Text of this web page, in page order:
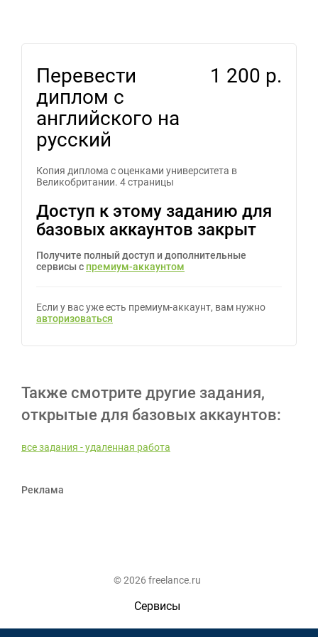
Перевести
диплом с
английского на
русский
1 200 р.
Копия диплома с оценками университета в
Великобритании. 4 страницы
Доступ к этому заданию для
базовых аккаунтов закрыт
Получите полный доступ и дополнительные
сервисы с премиум-аккаунтом
Если у вас уже есть премиум-аккаунт, вам нужно
авторизоваться
Также смотрите другие задания,
открытые для базовых аккаунтов:
все задания - удаленная работа
Реклама
© 2026 freelance.ru
Сервисы
Помощь